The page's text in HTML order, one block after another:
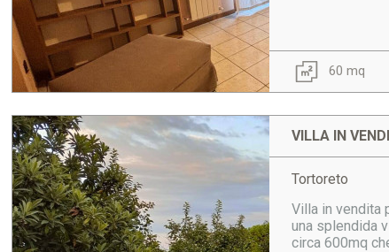
60 mq
VILLA IN
Tortoreto
Villa in vendita
una splendida
circa 600mq